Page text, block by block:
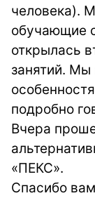
человека).
обучающие
открылась
занятий. Мы
подробно
Вчера
«ПЕКС».
Спасибо